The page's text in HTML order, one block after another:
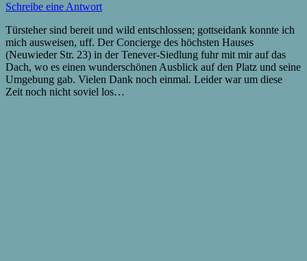
Schreibe eine Antwort
Türsteher sind bereit und wild entschlossen; gottseidank konnte ich
mich ausweisen, uff. Der Concierge des höchsten Hauses
(Neuwieder Str. 23) in der Tenever-Siedlung fuhr mit mir auf das
Dach, wo es einen wunderschönen Ausblick auf den Platz und seine
Umgebung gab. Vielen Dank noch einmal. Leider war um diese
Zeit noch nicht soviel los…